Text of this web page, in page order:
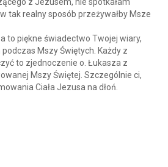
tak realny sposób przeżywałby Msze
to piękne świadectwo Twojej wiary,
Mszy Świętych. Każdy z
to zjednoczenie o. Łukasza z
Mszy Świętej. Szczególnie ci,
Ciała Jezusa na dłoń.